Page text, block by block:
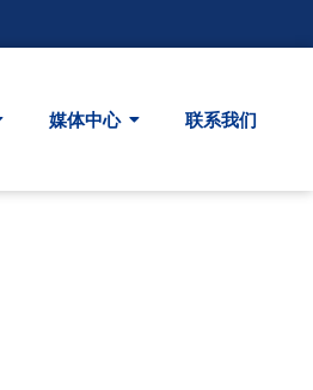
媒体中心 联系我们